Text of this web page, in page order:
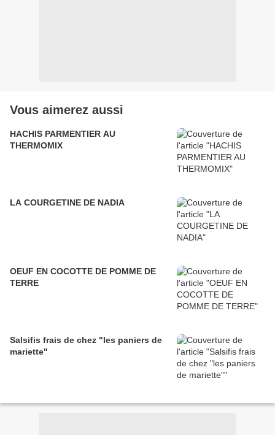
Vous aimerez aussi
HACHIS PARMENTIER AU
THERMOMIX
LA COURGETINE DE NADIA
OEUF EN COCOTTE DE POMME DE
TERRE
Salsifis frais de chez "les paniers de
mariette"